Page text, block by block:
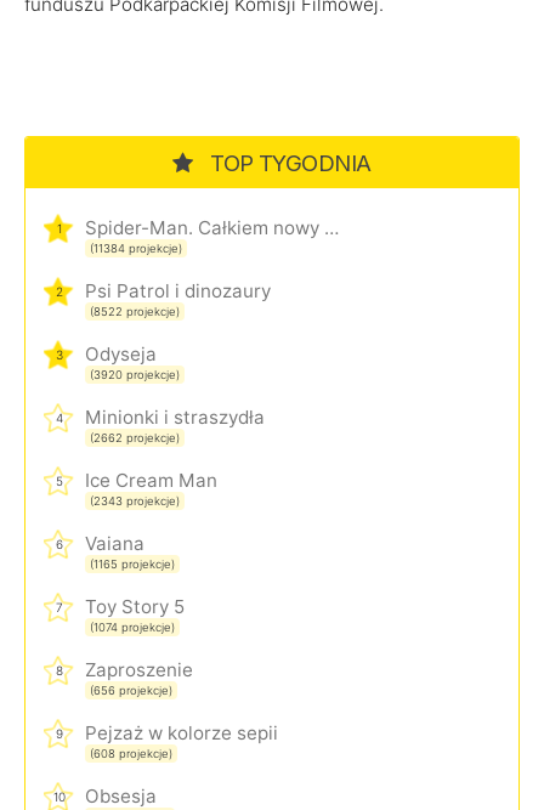
TOP TYGODNIA
1 Spider-Man. Całkiem nowy dzień
(11384 projekcje)
2 Psi Patrol i dinozaury
(8522 projekcje)
3 Odyseja
(3920 projekcje)
4 Minionki i straszydła
(2662 projekcje)
5 Ice Cream Man
(2343 projekcje)
6 Vaiana
(1165 projekcje)
7 Toy Story 5
(1074 projekcje)
8 Zaproszenie
(656 projekcje)
9 Pejzaż w kolorze sepii
(608 projekcje)
10 Obsesja